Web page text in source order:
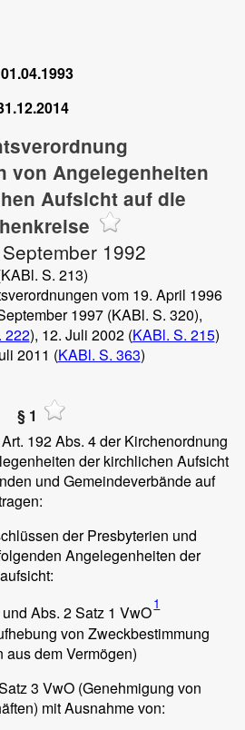
01.04.1993
von Angelegenheiten
Aufsicht auf die
1992
S. 213)
vom 19. April 1996
1997 (KABl. S. 320),
222), 12. Juli 2002 (KABl. S. 215)
2011 (KABl. S. 363)
§ 1
192 Abs. 4 der Kirchenordnung
der kirchlichen Aufsicht
und Gemeindeverbände auf
der Presbyterien und
Angelegenheiten der
Abs. 2 Satz 1 VwO1
von Zweckbestimmung
dem Vermögen)
3 VwO (Genehmigung von
mit Ausnahme von: